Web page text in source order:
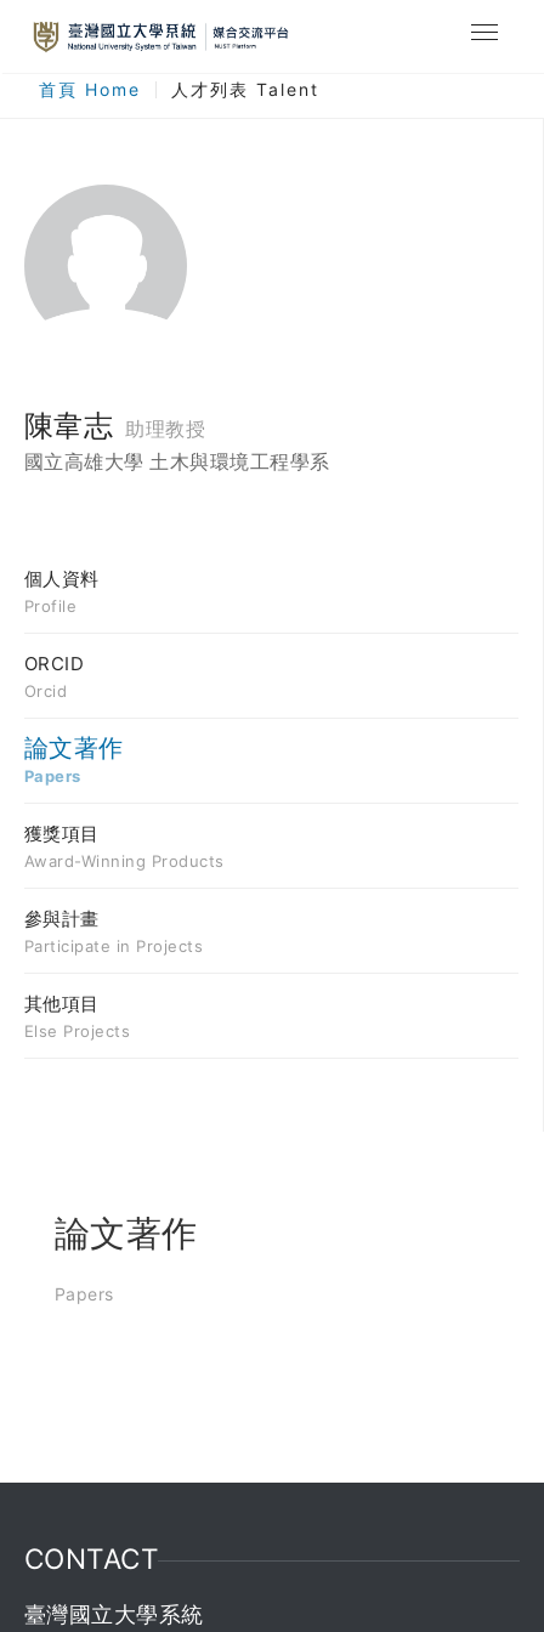
最新消息
人才列表
臺灣國立大學系統
登入
註冊
首頁 Home 人才列表 Talent
陳韋志 助理教授
國立高雄大學 土木與環境工程學系
個人資料
Profile
ORCID
Orcid
論文著作
Papers
獲獎項目
Award-Winning Products
參與計畫
Participate in Projects
其他項目
Else Projects
論文著作
Papers
CONTACT
臺灣國立大學系統